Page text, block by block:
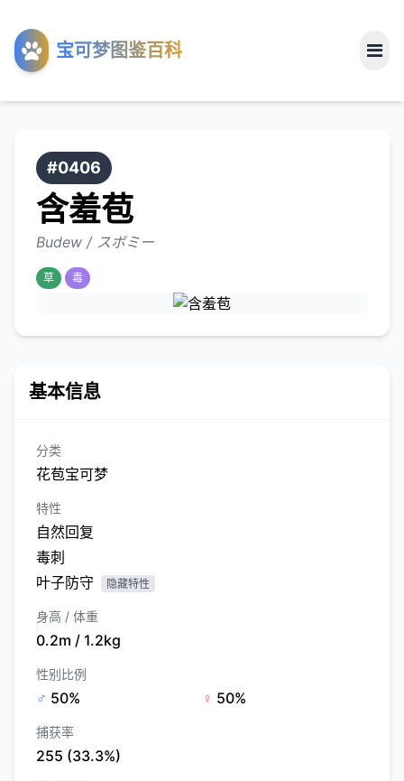
宝可梦图鉴百科
工具
关于
#0406
含羞苞
Budew / スボミー
草 毒
基本信息
分类
花苞宝可梦
特性
自然回复
毒刺
叶子防守
隐藏特性
身高 / 体重
0.2m / 1.2kg
性别比例
♂ 50% ♀ 50%
捕获率
255 (33.3%)